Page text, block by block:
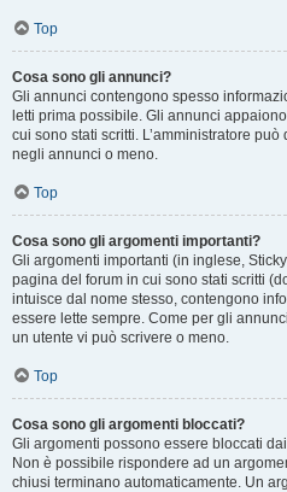
Top
Cosa sono gli annunci?
Gli annunci contengono spesso
letti prima possibile. Gli annunci
cui sono stati scritti. L’amministratore
negli annunci o meno.
Top
Cosa sono gli argomenti importanti?
Gli argomenti importanti (in inglese,
pagina del forum in cui sono stati scritti
intuisce dal nome stesso, contengono
essere lette sempre. Come per gli
un utente vi può scrivere o meno.
Top
Cosa sono gli argomenti bloccati?
Gli argomenti possono essere bloccati
Non è possibile rispondere ad un
chiusi terminano automaticamente. Un